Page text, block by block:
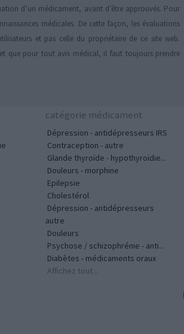
d’un médicament, avant d’être approuvés. Pour
médicales. De cette façon, les évaluations
et pas celle du propriétaire de ce site web.
et que pour tout avis médical, il faut toujours prendre
catégorie médicament
Dépression - antidépresseurs IRS
Contraception - autre
Glande thyroïde - hypothyroïdie...
Douleurs - morphine
Epilepsie
Cholestérol
Dépression - antidépresseurs
autre
Douleurs
Psychose / schizophrénie - anti...
Diabètes - médicaments oraux
Affichez tout...